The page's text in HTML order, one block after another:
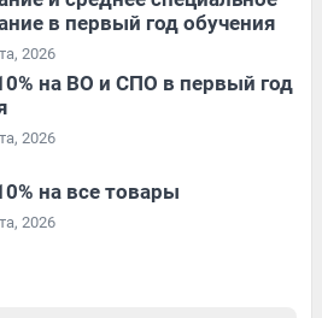
в первый год обучения
2026
на ВО и СПО в первый год
2026
на все товары
2026